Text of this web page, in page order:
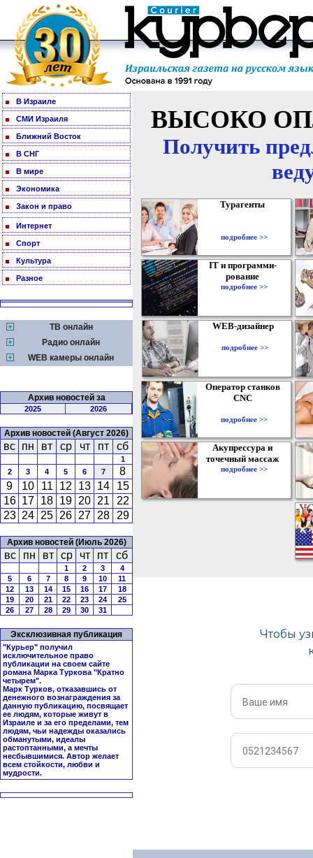
В Израиле
СМИ Израиля
Ближний Восток
В СНГ
В мире
Экономика
Закон и право
Интернет
Спорт
Культура
Разное
ТВ онлайн
Радио онлайн
WEB камеры онлайн
Архив новостей за
2025 2026
Архив новостей (Август 2026)
вс пн вт ср чт пт сб
1
2
3 4 5 6 7
8
9
10 11 12 13 14
15
16 17 18 19 20 21
22
23 24 25 26 27 28 29
Архив новостей (Июль 2026)
вс пн вт ср чт пт сб
1 2 3
4
5
6 7 8 9 10
11
12
13 14 15 16 17
18
19
20 21 22 23 24
25
26
27 28 29 30 31
Эксклюзивная публикация
"Курьер" получил
исключительное право
публикации на своем сайте
романа Марка Туркова "Кратно
четырем".
Марк Турков, отказавшись от
денежного вознаграждения за
данную публикацию, посвящает
ее людям, которые живут в
Израиле и за его пределами, тем
людям, чьи надежды оказались
обманутыми, идеалы
растоптанными, а мечты
несбывшимися. Автор желает
всем стойкости, любви и
мудрости.
ВЫСОКО
Получить
Турагенты
подробнее >>
IT и программи-
рование
подробнее >>
WEB-дизайнер
подробнее >>
Оператор станков
CNC
подробнее >>
Акупрессура и
точечный массаж
подробнее >>